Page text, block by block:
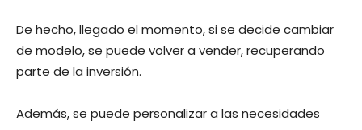
De hecho, llegado el momento, si se decide cambiar
de modelo, se puede volver a vender, recuperando
parte de la inversión.
Además, se puede personalizar a las necesidades